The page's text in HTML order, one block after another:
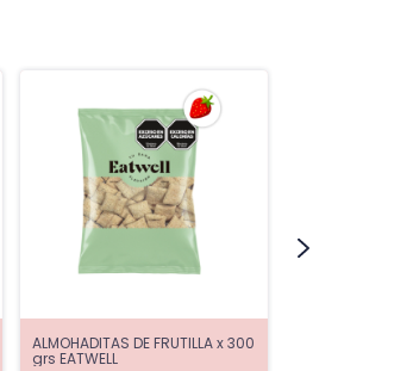
ALMOHADITAS DE FRUTILLA x 300
grs EATWELL